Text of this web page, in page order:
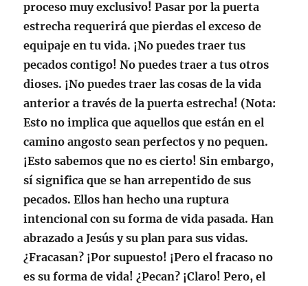
proceso muy exclusivo! Pasar por la puerta
estrecha requerirá que pierdas el exceso de
equipaje en tu vida. ¡No puedes traer tus
pecados contigo! No puedes traer a tus otros
dioses. ¡No puedes traer las cosas de la vida
anterior a través de la puerta estrecha! (Nota:
Esto no implica que aquellos que están en el
camino angosto sean perfectos y no pequen.
¡Esto sabemos que no es cierto! Sin embargo,
sí significa que se han arrepentido de sus
pecados. Ellos han hecho una ruptura
intencional con su forma de vida pasada. Han
abrazado a Jesús y su plan para sus vidas.
¿Fracasan? ¡Por supuesto! ¡Pero el fracaso no
es su forma de vida! ¿Pecan? ¡Claro! Pero, el